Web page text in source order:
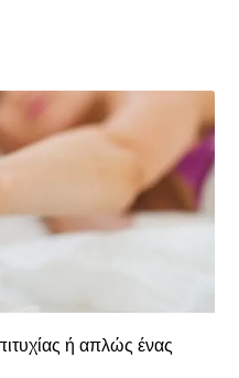
ή απλώς ένας